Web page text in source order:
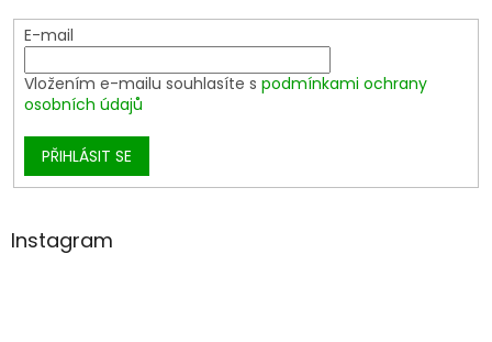
E-mail
Vložením e-mailu souhlasíte s podmínkami ochrany
osobních údajů
PŘIHLÁSIT SE
Instagram